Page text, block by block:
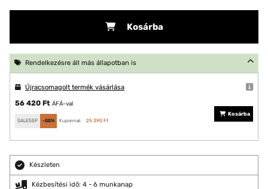
Kosárba
Rendelkezésre áll más állapotban is
Újracsomagolt termék vásárlása
56 420 Ft ÁFÁ-val
SALE55P -55% Kuponnal: 25 390 Ft
Kosárba
Készleten
Kézbesítési idő: 4 - 6 munkanap